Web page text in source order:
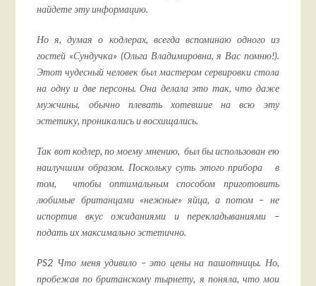
найдете эту информацию.
Но я, думая о кодлерах, всегда вспоминаю одного из
гостей «Сундучка» (Ольга Владимировна, я Вас помню!).
Этот чудесный человек был мастером сервировки стола
на одну и две персоны. Она делала это так, что даже
мужчины, обычно плевать хотевшие на всю эту
эстетику, проникались и восхищались.
Так вот кодлер, по моему мнению, был бы использован ею
наилучшим образом. Поскольку суть этого прибора в
том, чтобы оптимальным способом приготовить
любимые британцами «нежные» яйца, а потом – не
испортив вкус ожиданиями и перекладываниями –
подать их максимально эстетично.
PS2 Что меня удивило – это цены на пашотницы. Но,
пробежав по британскому тырнету, я поняла, что мои